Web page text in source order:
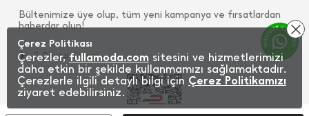
Bültenimize üye olup, tüm yeni kampanya ve fırsatlardan
haberdar olun!
Çerez Politikası
Çerezler, fullamoda.com sitesini ve hizmetlerimizi
daha etkin bir şekilde kullanmamızı sağlamaktadır.
Çerezlerle ilgili detaylı bilgi için Çerez Politikamızı
ziyaret edebilirsiniz.